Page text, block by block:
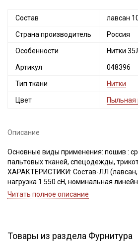
Состав лавсан
Страна производитель Россия
Особенности Нитки
Артикул 048396
Тип ткани Нитки
Цвет Пыльная
Описание
Основные виды применения: пошив :
пальтовых тканей, спецодежды,
ХАРАКТЕРИСТИКИ: Состав-ЛЛ (лавсан,
нагрузка 1 550 сН, номинальная
Текс(структура)- 34,5 (16.7Текс*2)
Читать полное описание
Товары из раздела Фурнитура
Секретная рассылка от
Мы публикуем здесь
промокоды и скидки до
Электронная почта
Ознакомлен(а) сПолитикой
данныхи даю Согласие на
данных
ДаюСогласие на получение